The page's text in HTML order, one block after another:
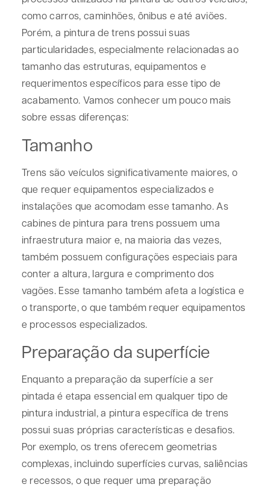
como carros, caminhões, ônibus e até aviões.
Porém, a pintura de trens possui suas
particularidades, especialmente relacionadas ao
tamanho das estruturas, equipamentos e
requerimentos específicos para esse tipo de
acabamento. Vamos conhecer um pouco mais
sobre essas diferenças:
Tamanho
Trens são veículos significativamente maiores, o
que requer equipamentos especializados e
instalações que acomodam esse tamanho. As
cabines de pintura para trens possuem uma
infraestrutura maior e, na maioria das vezes,
também possuem configurações especiais para
conter a altura, largura e comprimento dos
vagões. Esse tamanho também afeta a logística e
o transporte, o que também requer equipamentos
e processos especializados.
Preparação da superfície
Enquanto a preparação da superfície a ser
pintada é etapa essencial em qualquer tipo de
pintura industrial, a pintura específica de trens
possui suas próprias características e desafios.
Por exemplo, os trens oferecem geometrias
complexas, incluindo superfícies curvas, saliências
e recessos, o que requer uma preparação